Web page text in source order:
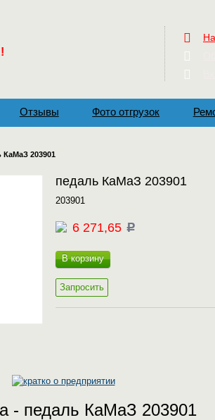
Отзывы Фото отгрузок
КаМаЗ 203901
педаль КаМаЗ 203901
203901
6 271,65 c
В корзину
Запросить
- педаль КаМаЗ 203901